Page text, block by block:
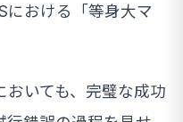
おける「等身大マ
いても、完璧な成功